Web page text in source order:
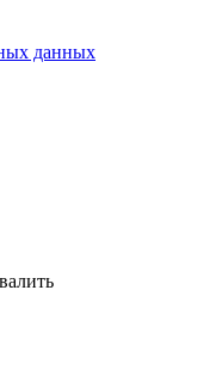
данных